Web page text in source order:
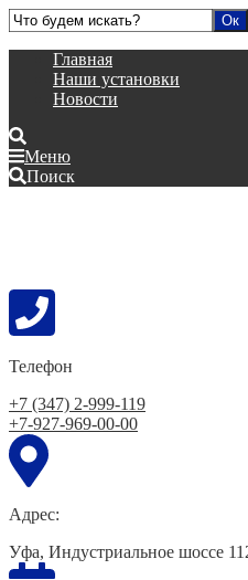
Главная
Наши установки
Новости
Меню
Поиск
Телефон
+7 (347) 2-999-119
+7-927-969-00-00
Адрес:
Уфа, Индустриальное шоссе